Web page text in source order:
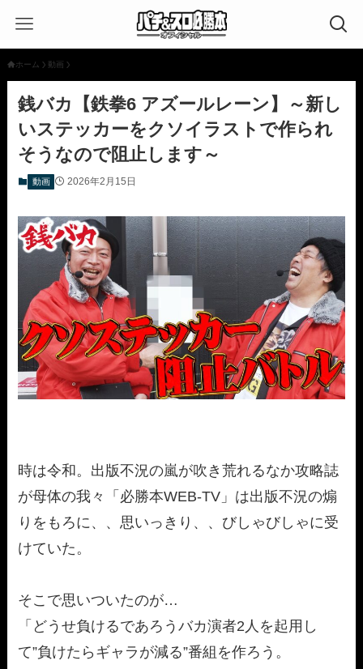
ホーム 動画
銭バカ【鉄拳6 アズールレーン】～新し
いステッカーをクソイラストで作られ
そうなので阻止します～
動画 2026年2月15日
時は令和。出版不況の嵐が吹き荒れるなか攻略誌
が母体の我々「必勝本WEB-TV」は出版不況の煽
りをもろに、、思いっきり、、びしゃびしゃに受
けていた。
そこで思いついたのが…
「どうせ負けるであろうバカ演者2人を起用し
て”負けたらギャラが減る”番組を作ろう。